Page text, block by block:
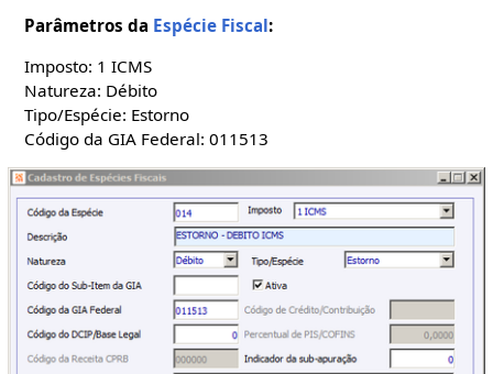
Parâmetros da Espécie Fiscal:
Imposto: 1 ICMS
Natureza: Débito
Tipo/Espécie: Estorno
Código da GIA Federal: 011513